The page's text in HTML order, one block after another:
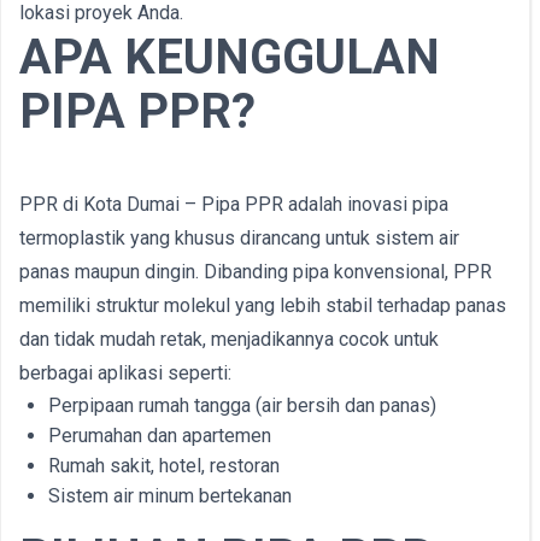
lokasi proyek Anda.
APA KEUNGGULAN
PIPA PPR?
PPR di Kota Dumai – Pipa PPR adalah inovasi pipa
termoplastik yang khusus dirancang untuk sistem air
panas maupun dingin. Dibanding pipa konvensional, PPR
memiliki struktur molekul yang lebih stabil terhadap panas
dan tidak mudah retak, menjadikannya cocok untuk
berbagai aplikasi seperti:
Perpipaan rumah tangga (air bersih dan panas)
Perumahan dan apartemen
Rumah sakit, hotel, restoran
Sistem air minum bertekanan